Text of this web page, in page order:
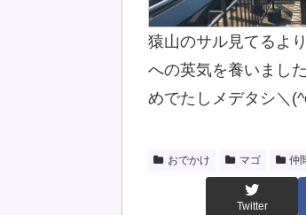
猿山のサル見てるよ
への英気を養いました
めでたしメデタシ＼
おでかけ マゴ 仲
Twitter